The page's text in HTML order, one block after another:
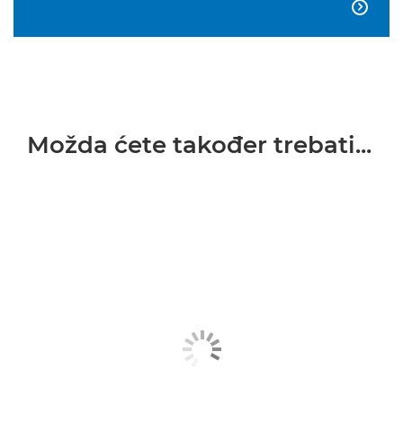

Možda ćete također trebati...